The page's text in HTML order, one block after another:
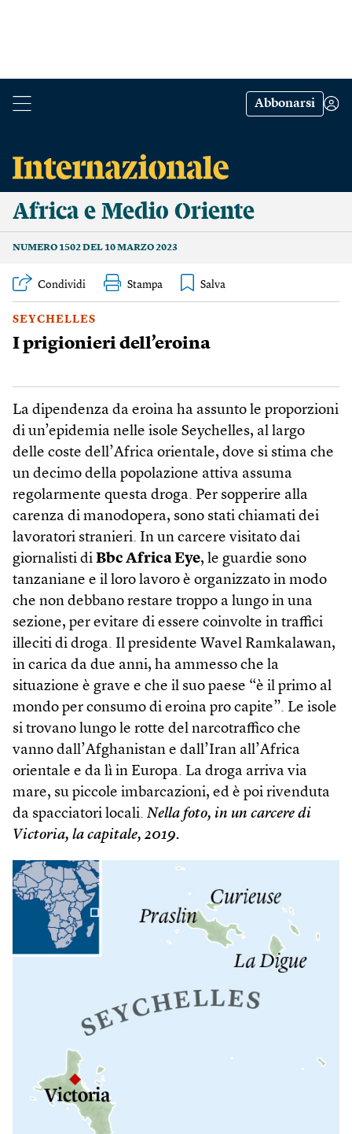
Abbonarsi
Africa e Medio Oriente
NUMERO 1502 DEL 10 MARZO 2023
Condividi Stampa
SEYCHELLES
I prigionieri dell’eroina
La dipendenza da eroina ha assunto le proporzioni
di un’epidemia nelle isole Seychelles, al largo
delle coste dell’Africa orientale, dove si stima che
un decimo della popolazione attiva assuma
regolarmente questa droga. Per sopperire alla
carenza di manodopera, sono stati chiamati dei
lavoratori stranieri. In un carcere visitato dai
giornalisti di Bbc Africa Eye, le guardie sono
tanzaniane e il loro lavoro è organizzato in modo
che non debbano restare troppo a lungo in una
sezione, per evitare di essere coinvolte in traffici
illeciti di droga. Il presidente Wavel Ramkalawan,
in carica da due anni, ha ammesso che la
situazione è grave e che il suo paese “è il primo al
mondo per consumo di eroina pro capite”. Le isole
si trovano lungo le rotte del narcotraffico che
vanno dall’Afghanistan e dall’Iran all’Africa
orientale e da lì in Europa. La droga arriva via
mare, su piccole imbarcazioni, ed è poi rivenduta
da spacciatori locali. Nella foto, in un carcere di
Victoria, la capitale, 2019.